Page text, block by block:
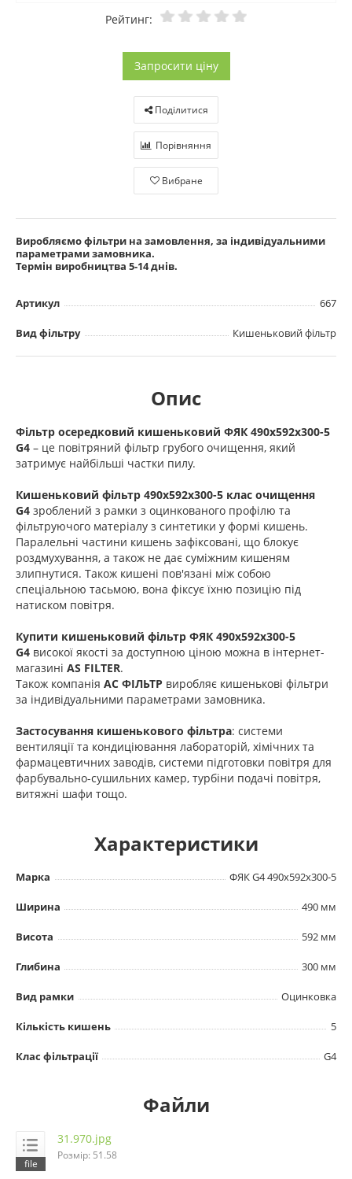
Рейтинг:
Запросити ціну
Поділитися
Порівняння
Вибране
Виробляємо фільтри на замовлення, за індивідуальними
параметрами замовника.
Термін виробництва 5-14 днів.
Артикул 667
Вид фільтру Кишеньковий фільтр
Опис
Фільтр осередковий кишеньковий ФЯК 490х592х300-5
G4 – це повітряний фільтр грубого очищення, який
затримує найбільші частки пилу.
Кишеньковий фільтр 490х592х300-5 клас очищення
G4 зроблений з рамки з оцинкованого профілю та
фільтруючого матеріалу з синтетики у формі кишень.
Паралельні частини кишень зафіксовані, що блокує
роздмухування, а також не дає суміжним кишеням
злипнутися. Також кишені пов'язані між собою
спеціальною тасьмою, вона фіксує їхню позицію під
натиском повітря.
Купити кишеньковий фільтр ФЯК 490х592х300-5
G4 високої якості за доступною ціною можна в інтернет-
магазині AS FILTER.
Також компанія АС ФІЛЬТР виробляє кишенькові фільтри
за індивідуальними параметрами замовника.
Застосування кишенькового фільтра: системи
вентиляції та кондиціювання лабораторій, хімічних та
фармацевтичних заводів, системи підготовки повітря для
фарбувально-сушильних камер, турбіни подачі повітря,
витяжні шафи тощо.
Характеристики
Марка ФЯК G4 490х592х300-5
Ширина 490 мм
Висота 592 мм
Глибина 300 мм
Вид рамки Оцинковка
Кількість кишень 5
Клас фільтрації G4
Файли
31.970.jpg
Розмір: 51.58